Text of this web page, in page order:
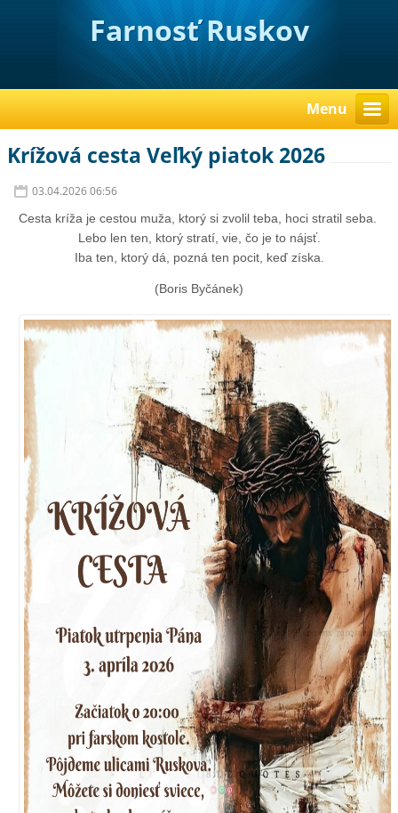
Farnosť Ruskov
Menu
Krížová cesta Veľký piatok 2026
03.04.2026 06:56
Cesta kríža je cestou muža, ktorý si zvolil teba, hoci stratil seba.
Lebo len ten, ktorý stratí, vie, čo je to nájsť.
Iba ten, ktorý dá, pozná ten pocit, keď získa.
(Boris Byčánek)